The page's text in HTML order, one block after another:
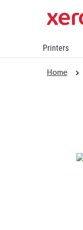
Printers
Home